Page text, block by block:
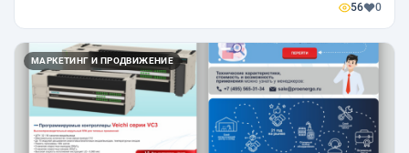
56 0
МАРКЕТИНГ И ПРОДВИЖЕНИЕ